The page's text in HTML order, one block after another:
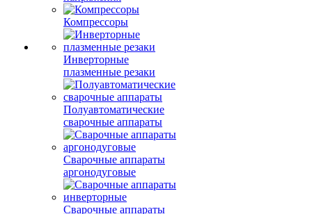
Компрессоры
Инверторные
плазменные резаки
Полуавтоматические
сварочные аппараты
Сварочные аппараты
аргонодуговые
Сварочные аппараты